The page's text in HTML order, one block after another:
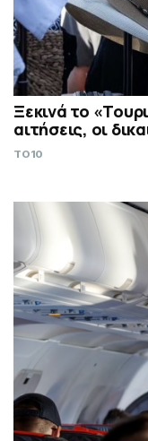
Ξεκινά το
αιτήσεις, οι
TO10